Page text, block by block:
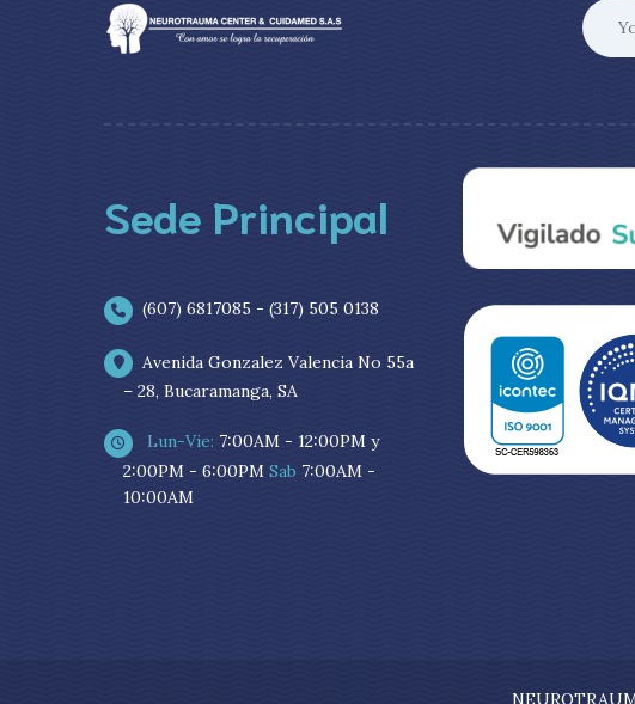
Sede Principal
(607) 6817085 - (317) 505 0138
Avenida Gonzalez Valencia No 55a
– 28, Bucaramanga, SA
Lun-Vie: 7:00AM - 12:00PM y
2:00PM - 6:00PM Sab 7:00AM -
10:00AM